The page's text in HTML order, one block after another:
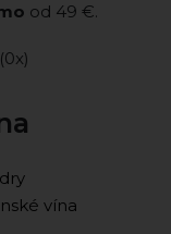
od 49 €.
vína